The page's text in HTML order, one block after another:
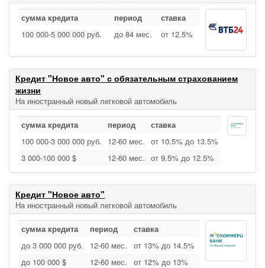
сумма кредита период
ставка
100 000‑5 000 000 руб.
до 84 мес. от 12.5%
Кредит "Новое авто" с обязательным страхованием
жизни
На иностранный новый легковой автомобиль
сумма кредита период
ставка
100 000‑3 000 000 руб.
12‑60 мес. от 10.5% до 13.5%
3 000‑100 000 $
12‑60 мес. от 9.5% до 12.5%
Кредит "Новое авто"
На иностранный новый легковой автомобиль
сумма кредита период
ставка
до 3 000 000 руб.
12‑60 мес.
от 13% до 14.5%
до 100 000 $
12‑60 мес.
от 12% до 13%